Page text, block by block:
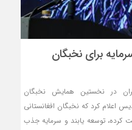
مذاکره تحمیلی، جنگ
برای نخبگان
در نخستین همایش نخبگان
اعلام کرد که نخبگان افغانستانی
کرده، توسعه یابند و سرمایه جذب